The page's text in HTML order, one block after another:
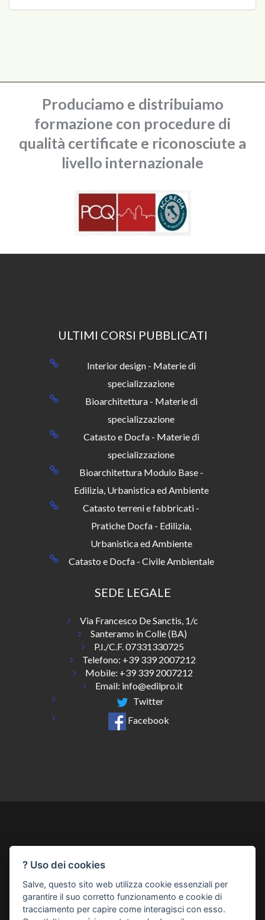
Produciamo e distribuiamo
formazione con procedure di
qualità certificate e riconosciute a
livello internazionale
ULTIMI CORSI PUBBLICATI
Interior design - Materie di
specializzazione
Bioarchitettura - Materie di
specializzazione
Catasto e Docfa - Materie di
specializzazione
Bioarchitettura Modulo Base -
Edilizia, Urbanistica ed Ambiente
Catasto terreni e fabbricati -
Pratiche Docfa - Edilizia,
Urbanistica ed Ambiente
Catasto e Docfa - Civile Ambientale
SEDE LEGALE
Via Francesco De Sanctis, 1/c
Santeramo in Colle (BA)
P.I./C.F. 07331330725
Telefono: +39 339 2007212
Mobile: +39 339 2007212
Email: info@edilpro.it
Twitter
Facebook
Registrazione
Privacy Preferenze Cookie
? Uso dei cookies
Salve, questo sito web utilizza cookie essenziali per
garantire il suo corretto funzionamento e cookie di
tracciamento per capire come interagisci con esso.